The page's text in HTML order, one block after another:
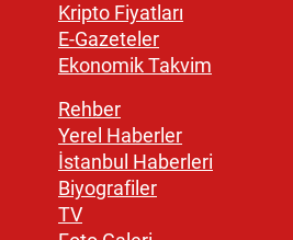
Kripto Fiyatları
E-Gazeteler
Ekonomik Takvim
Rehber
Yerel Haberler
İstanbul Haberleri
Biyografiler
TV